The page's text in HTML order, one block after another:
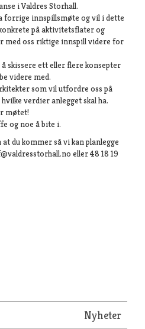
i Valdres Storhall.
forrige innspillsmøte og vil i dette
på aktivitetsflater og
med oss riktige innspill videre for
skissere ett eller flere konsepter
videre med.
som vil utfordre oss på
verdier anlegget skal ha.
møtet!
og noe å bite i.
du kommer så vi kan planlegge
eller 48 18 19
Nyheter